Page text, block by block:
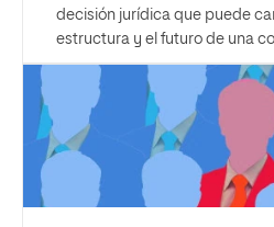
decisión jurídica que puede
estructura y el futuro de una